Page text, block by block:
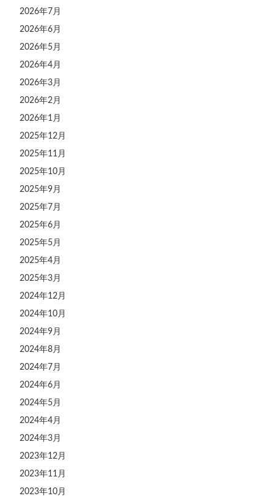
2026年7月
2026年6月
2026年5月
2026年4月
2026年3月
2026年2月
2026年1月
2025年12月
2025年11月
2025年10月
2025年9月
2025年7月
2025年6月
2025年5月
2025年4月
2025年3月
2024年12月
2024年10月
2024年9月
2024年8月
2024年7月
2024年6月
2024年5月
2024年4月
2024年3月
2023年12月
2023年11月
2023年10月